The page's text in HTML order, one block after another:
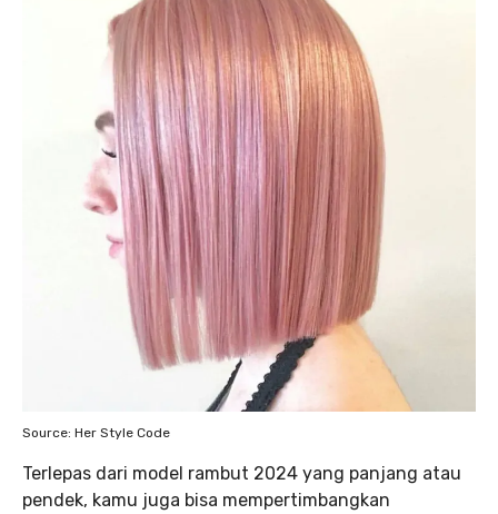
Source: Her Style Code
Terlepas dari model rambut 2024 yang panjang atau
pendek, kamu juga bisa mempertimbangkan